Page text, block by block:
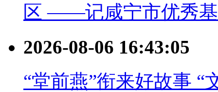
区 ——记咸宁市优秀
2026-08-06 16:43:05
“堂前燕”衔来好故事 “